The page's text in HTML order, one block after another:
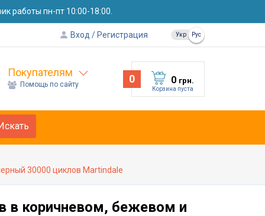
работы пн-пт 10:00-18:00.
Вход Регистрация Укр Рус
Покупателям
Помощь по сайту 0 0 грн.
Корзина пуста
30000 циклов Martindale
в коричневом, бежевом и